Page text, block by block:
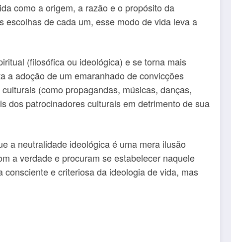
como a origem, a razão e o propósito da
de cada um, esse modo de vida leva a
(filosófica ou ideológica) e se torna mais
a adoção de um emaranhado de convicções
(como propagandas, músicas, danças,
dos patrocinadores culturais em detrimento de sua
a neutralidade ideológica é uma mera ilusão
a verdade e procuram se estabelecer naquele
e criteriosa da ideologia de vida, mas